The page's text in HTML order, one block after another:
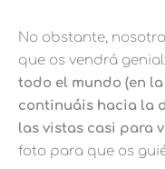
No obstante,
que os vendrá genial:
todo el mundo (en
continuáis hacia la
las vistas casi para
foto para que os